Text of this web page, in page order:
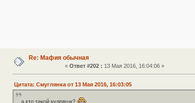
Re: Мафия обычная
«Ответ #202 : 13 Мая 2016, 16:04:06 »
Цитата: Смуглянка от 13 Мая 2016, 16:03:05
а кто такой кудряшк?